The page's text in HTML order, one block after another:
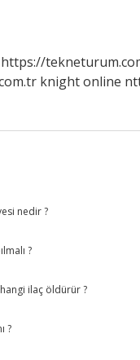
https://
knight online
nedir ?
?
ilaç öldürür ?
?